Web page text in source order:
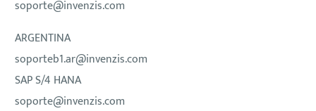
soporte@invenzis.com
ARGENTINA
soporteb1.ar@invenzis.com
SAP S/4 HANA
soporte@invenzis.com